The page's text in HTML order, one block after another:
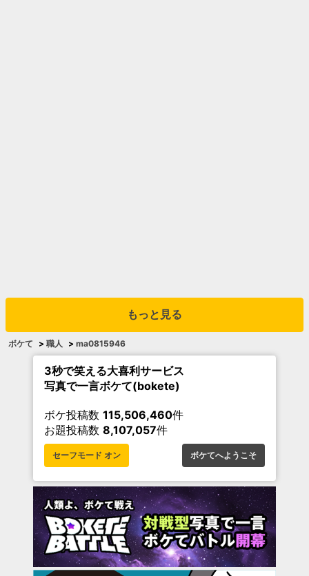
もっと見る
ボケて > 職人 > ma0815946
3秒で笑える大喜利サービス
写真で一言ボケて(bokete)
ボケ投稿数 115,506,460件
お題投稿数 8,107,057件
セーフモード オン ボケてへようこそ